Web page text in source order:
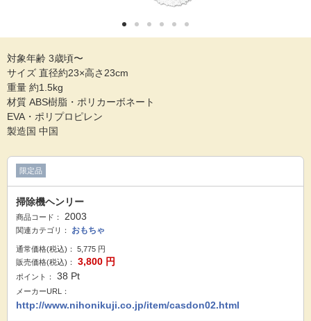
対象年齢 3歳頃〜
サイズ 直径約23×高さ23cm
重量 約1.5kg
材質 ABS樹脂・ポリカーボネート
EVA・ポリプロピレン
製造国 中国
限定品
掃除機ヘンリー
商品コード： 2003
関連カテゴリ： おもちゃ
通常価格(税込)： 5,775 円
販売価格(税込)：
3,800 円
ポイント： 38 Pt
メーカーURL：
http://www.nihonikuji.co.jp/item/casdon02.html